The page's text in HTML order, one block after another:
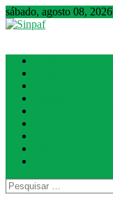
sábado, agosto 08, 2026
Pesquisar
por: